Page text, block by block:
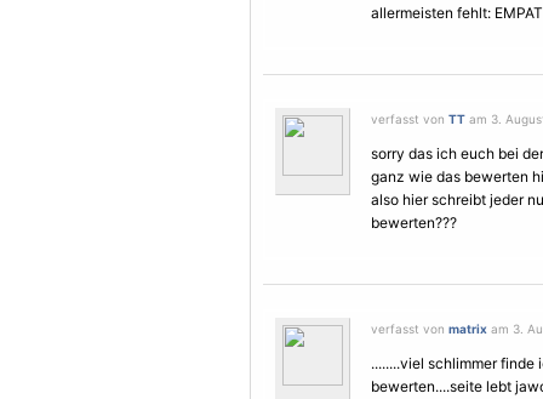
allermeisten fehlt:
verfasst von TT am 3.
sorry das ich euch bei
ganz wie das bewerten
also hier schreibt jeder
bewerten???
verfasst von matrix am 3.
........viel schlimmer
bewerten....seite lebt